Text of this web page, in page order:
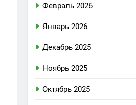
Февраль 2026
Январь 2026
Декабрь 2025
Ноябрь 2025
Октябрь 2025